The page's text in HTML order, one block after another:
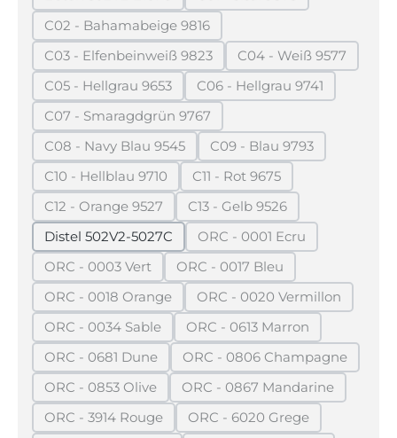
(Diese Option ist zurzeit nicht verfügbar.)
(Diese Option ist zurzeit
C02 - Bahamabeige 9816
(Diese Option ist zurzeit nicht verfügbar.)
C03 - Elfenbeinweiß 9823
(Diese Option ist zurzeit nicht verfügbar.)
C04 - Weiß 9577
(Diese Option ist
C05 - Hellgrau 9653
(Diese Option ist zurzeit nicht verfügbar.)
C06 - Hellgrau 9741
(Diese Option ist
C07 - Smaragdgrün 9767
(Diese Option ist zurzeit nicht verfügbar.)
C08 - Navy Blau 9545
(Diese Option ist zurzeit nicht verfügbar.)
C09 - Blau 9793
(Diese Option ist
C10 - Hellblau 9710
(Diese Option ist zurzeit nicht verfügbar.)
C11 - Rot 9675
(Diese Option ist zurzeit
C12 - Orange 9527
(Diese Option ist zurzeit nicht verfügbar.)
C13 - Gelb 9526
(Diese Option ist zurzeit
Distel 502V2-5027C ORC - 0001 Ecru
(Diese Option ist zurzeit
ORC - 0003 Vert
(Diese Option ist zurzeit nicht verfügbar.)
ORC - 0017 Bleu
(Diese Option ist zurzeit
ORC - 0018 Orange
(Diese Option ist zurzeit nicht verfügbar.)
ORC - 0020 Vermillon
(Diese Option ist
ORC - 0034 Sable
(Diese Option ist zurzeit nicht verfügbar.)
ORC - 0613 Marron
(Diese Option ist zurzeit
ORC - 0681 Dune
(Diese Option ist zurzeit nicht verfügbar.)
ORC - 0806 Champagne
(Diese Option ist
ORC - 0853 Olive
(Diese Option ist zurzeit nicht verfügbar.)
ORC - 0867 Mandarine
(Diese Option ist
ORC - 3914 Rouge
(Diese Option ist zurzeit nicht verfügbar.)
ORC - 6020 Grege
(Diese Option ist zurzeit